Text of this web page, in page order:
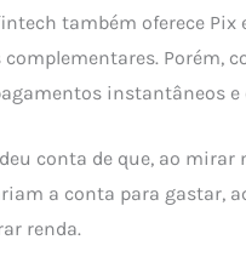
também oferece
complementares. Porém,
instantâneos
deu conta de que, ao
a conta para gastar,
renda.